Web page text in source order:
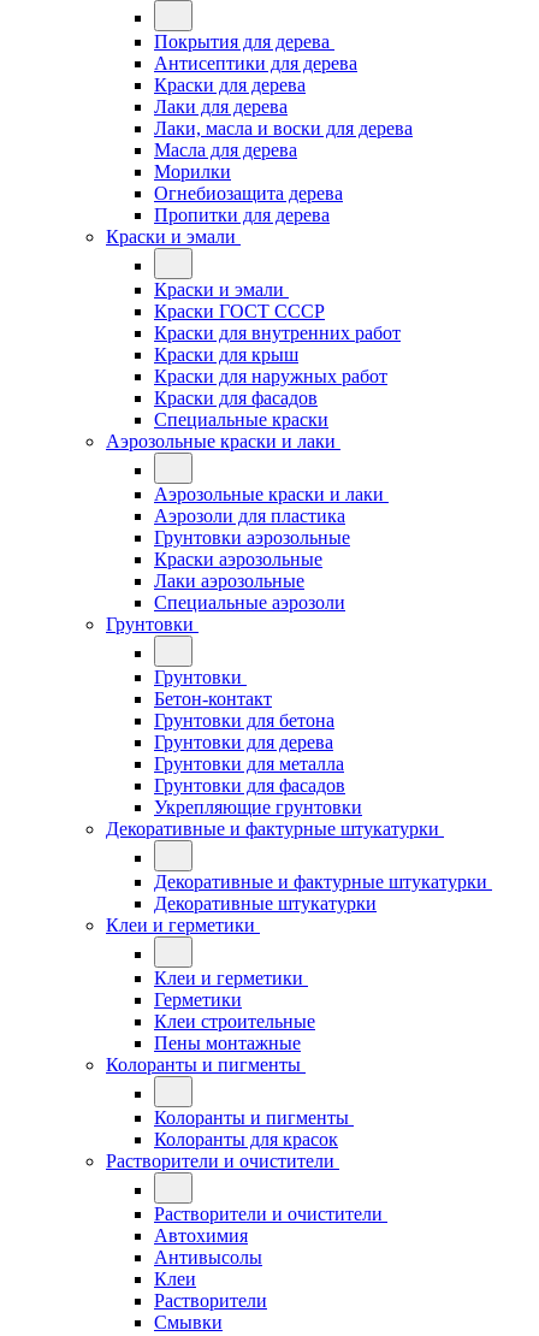
Покрытия для дерева
Антисептики для дерева
Краски для дерева
Лаки для дерева
Лаки, масла и воски для дерева
Масла для дерева
Морилки
Огнебиозащита дерева
Пропитки для дерева
Краски и эмали
Краски и эмали
Краски ГОСТ СССР
Краски для внутренних работ
Краски для крыш
Краски для наружных работ
Краски для фасадов
Специальные краски
Аэрозольные краски и лаки
Аэрозольные краски и лаки
Аэрозоли для пластика
Грунтовки аэрозольные
Краски аэрозольные
Лаки аэрозольные
Специальные аэрозоли
Грунтовки
Грунтовки
Бетон-контакт
Грунтовки для бетона
Грунтовки для дерева
Грунтовки для металла
Грунтовки для фасадов
Укрепляющие грунтовки
Декоративные и фактурные штукатурки
Декоративные и фактурные штукатурки
Декоративные штукатурки
Клеи и герметики
Клеи и герметики
Герметики
Клеи строительные
Пены монтажные
Колоранты и пигменты
Колоранты и пигменты
Колоранты для красок
Растворители и очистители
Растворители и очистители
Автохимия
Антивысолы
Клеи
Растворители
Смывки